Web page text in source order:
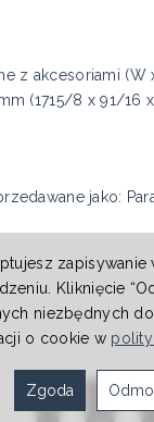
z akcesoriami (W
(1715/8 x 91/16 x
jako:
Kliknięcie
niezbędnych
o cookie w
Zgoda